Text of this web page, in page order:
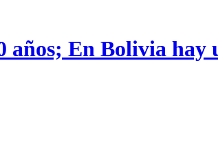
años; En Bolivia hay